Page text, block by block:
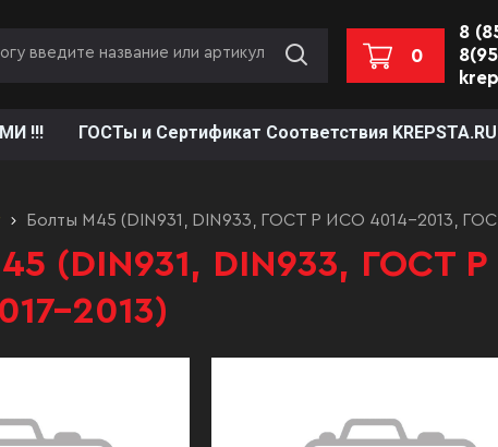
0
8
!!! ГОСТы и Сертификат Соответствия KREPSTA.RU
Болты М45 (DIN931, DIN933, ГОСТ Р ИСО 4014-2013,
(DIN931, DIN933, ГОСТ
2013)